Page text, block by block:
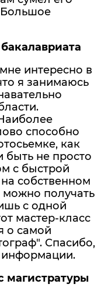
Большое
интересно в
я занимаюсь
способно
как
быть не просто
с быстрой
собственном
можно получать
с одной
мастер-класс
о самой
Спасибо,
магистратуры